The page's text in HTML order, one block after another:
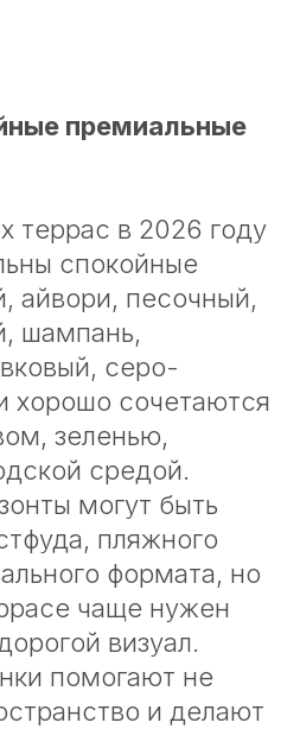
премиальные
террас в 2026 году
спокойные
айвори, песочный,
шампань,
серо-
хорошо сочетаются
зеленью,
средой.
могут быть
пляжного
формата, но
чаще нужен
визуал.
помогают не
и делают